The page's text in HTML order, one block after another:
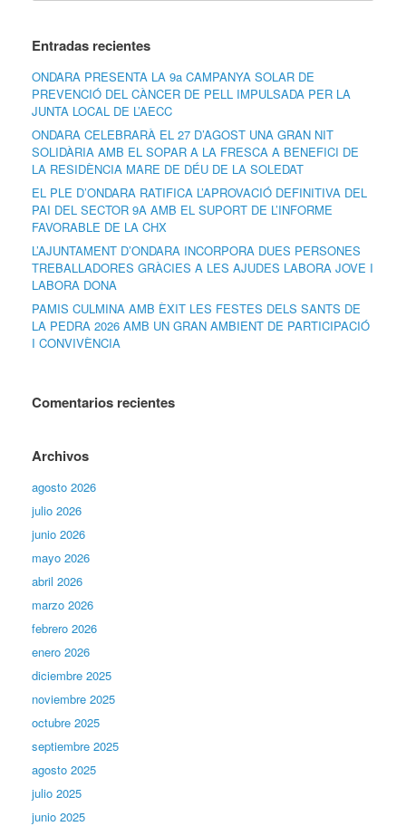
Entradas recientes
ONDARA PRESENTA LA 9a CAMPANYA SOLAR DE
PREVENCIÓ DEL CÀNCER DE PELL IMPULSADA PER LA
JUNTA LOCAL DE L’AECC
ONDARA CELEBRARÀ EL 27 D’AGOST UNA GRAN NIT
SOLIDÀRIA AMB EL SOPAR A LA FRESCA A BENEFICI DE
LA RESIDÈNCIA MARE DE DÉU DE LA SOLEDAT
EL PLE D’ONDARA RATIFICA L’APROVACIÓ DEFINITIVA DEL
PAI DEL SECTOR 9A AMB EL SUPORT DE L’INFORME
FAVORABLE DE LA CHX
L’AJUNTAMENT D’ONDARA INCORPORA DUES PERSONES
TREBALLADORES GRÀCIES A LES AJUDES LABORA JOVE I
LABORA DONA
PAMIS CULMINA AMB ÈXIT LES FESTES DELS SANTS DE
LA PEDRA 2026 AMB UN GRAN AMBIENT DE PARTICIPACIÓ
I CONVIVÈNCIA
Comentarios recientes
Archivos
agosto 2026
julio 2026
junio 2026
mayo 2026
abril 2026
marzo 2026
febrero 2026
enero 2026
diciembre 2025
noviembre 2025
octubre 2025
septiembre 2025
agosto 2025
julio 2025
junio 2025